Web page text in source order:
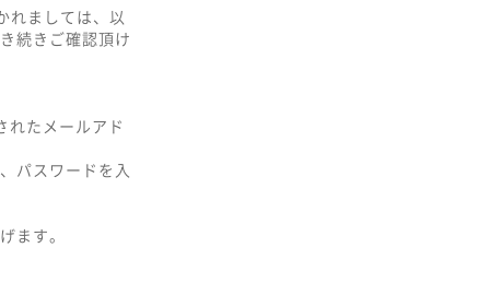
れましては、以
続きご確認頂け
たメールアド
パスワードを入
ます。